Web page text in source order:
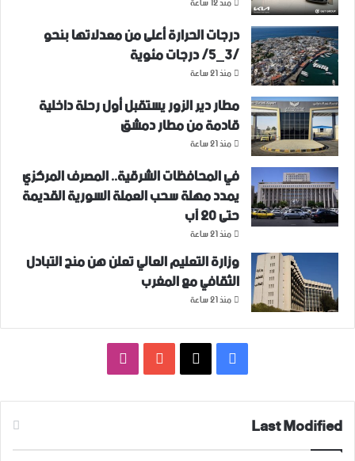
درجات الحرارة أعلى من معدلاتها بنحو
/3_5/ درجات مئوية
منذ 21 ساعة
مطار دير الزور يستقبل أول رحلة داخلية
قادمة من مطار دمشق
منذ 21 ساعة
في المحافظات الشرقية.. المصرف المركزي
يمدد مهلة سحب العملة السورية القديمة
حتى 20 آب
منذ 21 ساعة
وزارة التعليم العالي تعلن هن منح التبادل
الثقافي مع المغرب
منذ 21 ساعة
فيسبوك ‫YouTube
Last Modified